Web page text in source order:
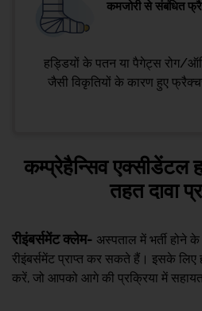
कमजोरी से संबंधित
हड्डियों के पतन या पैगेट्स रोग/
जैसी विकृतियों के कारण हुए
कम्प्रेहैन्सिव एक्सीडेंटल
तहत दावा
रीइंबर्समेंट क्लेम- अस्पताल में भर्ती होने
रीइंबर्समेंट प्राप्त कर सकते हैं। इसके लिए
करें, जो आपको आगे की प्रक्रिया में